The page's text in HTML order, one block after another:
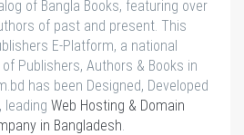
of Bangla Books, featuring over
of past and present. This
E-Platform, a national
Publishers, Authors & Books in
has been Designed, Developed
leading Web Hosting & Domain
in Bangladesh